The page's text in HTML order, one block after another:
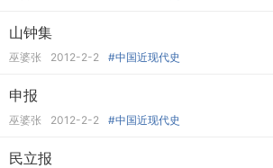
山钟集
巫婆张 2012-2-2 #中国近现代史
申报
巫婆张 2012-2-2 #中国近现代史
民立报